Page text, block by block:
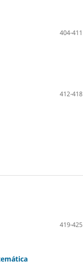
404-411
412-418
419-425